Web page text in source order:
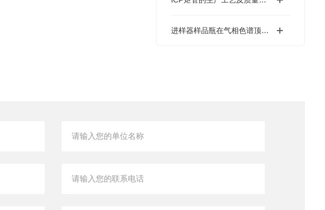
进样器样品瓶在气相色谱顶空分析中顶空瓶的密封性与耐压性测试